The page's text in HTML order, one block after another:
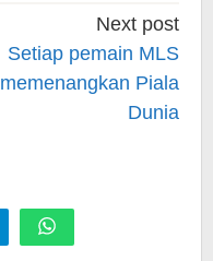
Next post
Setiap pemain MLS
memenangkan Piala
Dunia